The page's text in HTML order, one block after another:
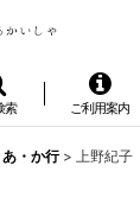
索 ご利用案内
あ・か行 > 上野紀子